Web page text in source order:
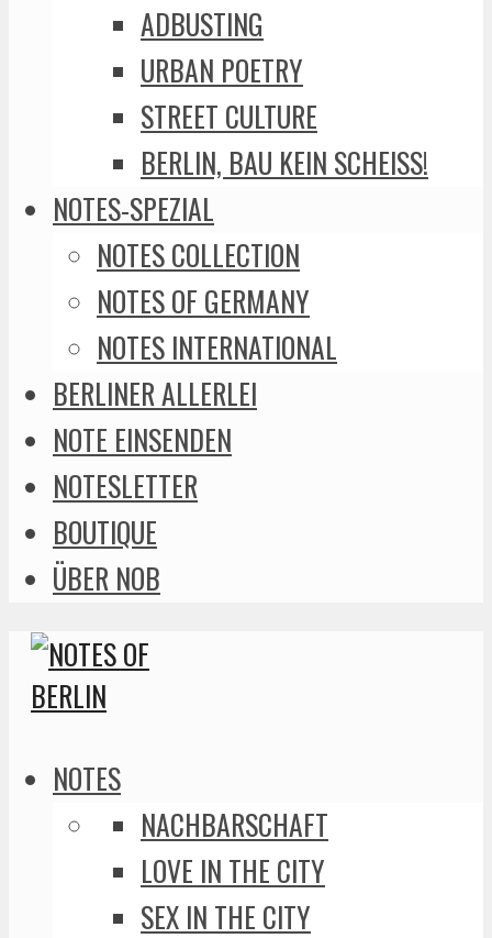
ADBUSTING
URBAN POETRY
STREET CULTURE
BERLIN, BAU KEIN SCHEISS!
NOTES-SPEZIAL
NOTES COLLECTION
NOTES OF GERMANY
NOTES INTERNATIONAL
BERLINER ALLERLEI
NOTE EINSENDEN
NOTESLETTER
BOUTIQUE
ÜBER NOB
NOTES
NACHBARSCHAFT
LOVE IN THE CITY
SEX IN THE CITY